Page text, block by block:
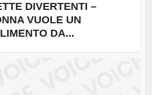
DIVERTENTI –
VUOLE UN
DA...